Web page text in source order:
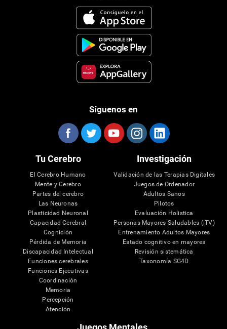
Síguenos en
Tu Cerebro
El Cerebro Humano
Mente y Cerebro
Partes del cerebro
Las Neuronas
Plasticidad Neuronal
Capacidad Cerebral
Cognición
Pérdida de Memoria
Discapacidad Intelectual
Funciones cerebrales
Funciones Ejecutivas
Coordinación
Memoria
Percepción
Atención
Investigación
Validación de las Terapias Digitales
Juegos de Ordenador
Adultos Sanos
Pilotos
Evaluación Holistica
Personas Mayores Saludables (iTV)
Entrenamiento Adultos Mayores
Estado cognitivo en mayores
Revisión sistemática
Taxonomía SG4D